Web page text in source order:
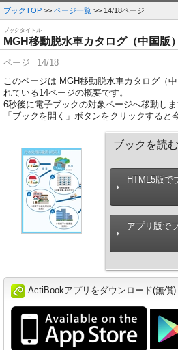
ブックTOP >> ページ一覧 >> 14/18ページ
ブックタイトル
MGH移動脱水車カタログ（中国版）
ページ
14/18
このページは MGH移動脱水車カタログ（
れている14ページの概要です。
6秒後に電子ブックの対象ページへ移動しま
「ブックを開く」ボタンをクリックすると
ブックを読む
HTML5版で
アプリ版で
ActiBookアプリをダウンロード(無償)